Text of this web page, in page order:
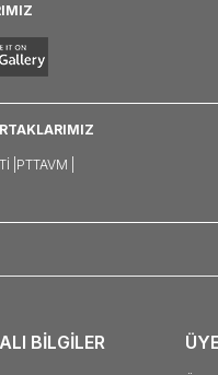
| PTTAVM |
BİLGİLER